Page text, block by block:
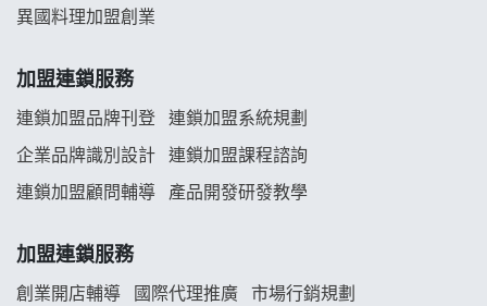
異國料理加盟創業
加盟連鎖服務
連鎖加盟品牌刊登 連鎖加盟系統規劃
企業品牌識別設計 連鎖加盟課程諮詢
連鎖加盟顧問輔導 產品開發研發教學
加盟連鎖服務
創業開店輔導 國際代理推廣 市場行銷規劃